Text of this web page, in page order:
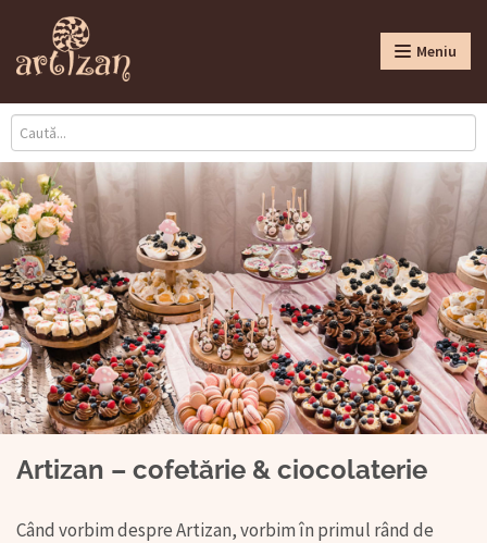
Meniu
Artizan – cofetărie & ciocolaterie
Când vorbim despre Artizan, vorbim în primul rând de